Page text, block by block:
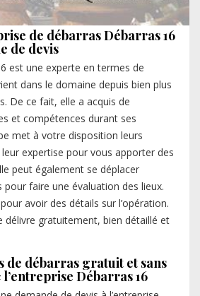
de débarras Débarras 16
de devis
est une experte en termes de
dans le domaine depuis bien plus
De ce fait, elle a acquis de
et compétences durant ses
met à votre disposition leurs
expertise pour vous apporter des
peut également se déplacer
faire une évaluation des lieux.
avoir des détails sur l’opération.
délivre gratuitement, bien détaillé et
de débarras gratuit et sans
Débarras 16